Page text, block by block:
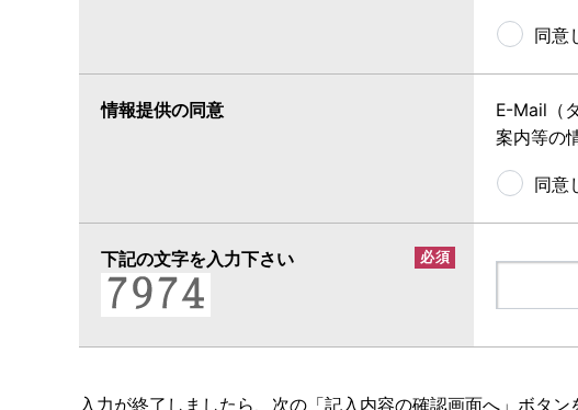
同意
情報提供の同意
E-Mail（
案内等の
同意
下記の文字を入力下さい 必須
入力が終了しましたら、次の「記入内容の確認画面へ」ボタン